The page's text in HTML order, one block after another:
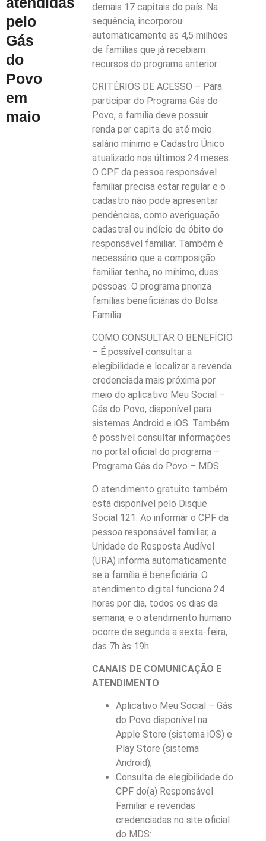
pelo
Gás
do
Povo
em
maio
demais 17 capitais do país. Na
sequência, incorporou
automaticamente as 4,5 milhões
de famílias que já recebiam
recursos do programa anterior.
CRITÉRIOS DE ACESSO – Para
participar do Programa Gás do
Povo, a família deve possuir
renda per capita de até meio
salário mínimo e Cadastro Único
atualizado nos últimos 24 meses.
O CPF da pessoa responsável
familiar precisa estar regular e o
cadastro não pode apresentar
pendências, como averiguação
cadastral ou indício de óbito do
responsável familiar. Também é
necessário que a composição
familiar tenha, no mínimo, duas
pessoas. O programa prioriza
famílias beneficiárias do Bolsa
Família.
COMO CONSULTAR O BENEFÍCIO
– É possível consultar a
elegibilidade e localizar a revenda
credenciada mais próxima por
meio do aplicativo Meu Social –
Gás do Povo, disponível para
sistemas Android e iOS. Também
é possível consultar informações
no portal oficial do programa –
Programa Gás do Povo – MDS.
O atendimento gratuito também
está disponível pelo Disque
Social 121. Ao informar o CPF da
pessoa responsável familiar, a
Unidade de Resposta Audível
(URA) informa automaticamente
se a família é beneficiária. O
atendimento digital funciona 24
horas por dia, todos os dias da
semana, e o atendimento humano
ocorre de segunda a sexta-feira,
das 7h às 19h.
CANAIS DE COMUNICAÇÃO E
ATENDIMENTO
Aplicativo Meu Social – Gás
do Povo disponível na
Apple Store (sistema iOS) e
Play Store (sistema
Android);
Consulta de elegibilidade do
CPF do(a) Responsável
Familiar e revendas
credenciadas no site oficial
do MDS: